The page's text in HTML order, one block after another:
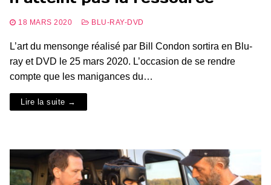
18 MARS 2020 BLU-RAY-DVD
L’art du mensonge réalisé par Bill Condon sortira en Blu-
ray et DVD le 25 mars 2020. L’occasion de se rendre
compte que les manigances du…
Lire la suite →